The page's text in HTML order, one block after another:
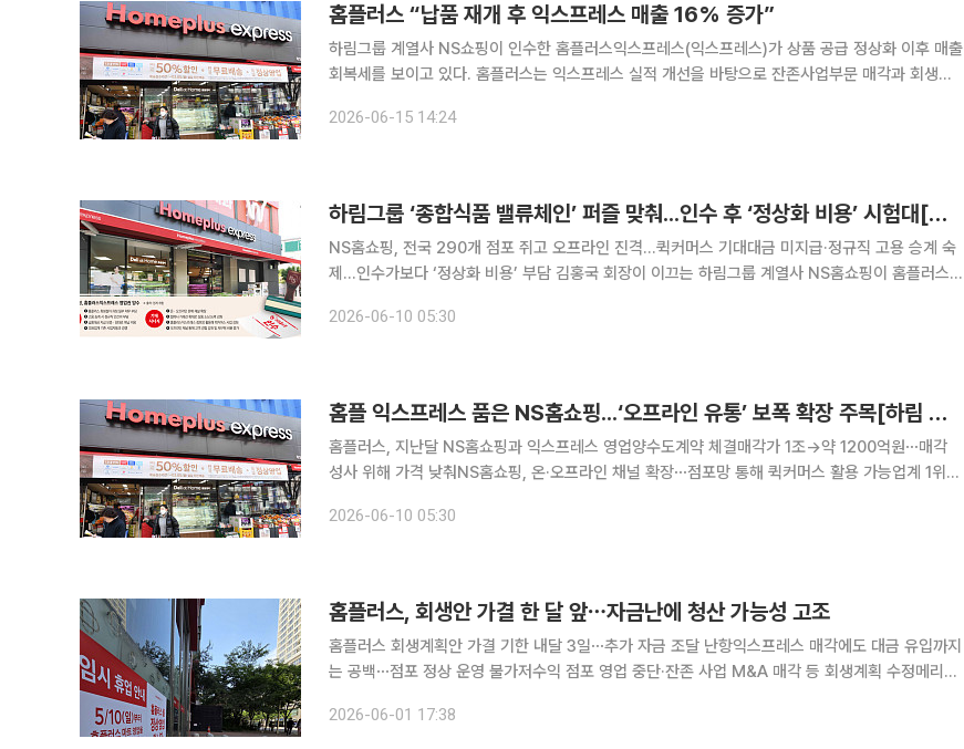
홈플러스 “납품 재개 후 익스프레스 매출 16% 증가”
하림그룹 계열사 NS쇼핑이 인수한 홈플러스익스프레스(익스프레스)가 상품 공급 정상화 이후 매출
회복세를 보이고 있다. 홈플러스는 익스프레스 실적 개선을 바탕으로 잔존사업부문 매각과 회생절
통해 납품이 재개된 이후 매출이 빠르게 회복되고 있다고 15일 밝혔다. 익스
2026-06-15 14:24
하림그룹 ‘종합식품 밸류체인’ 퍼즐 맞춰...인수 후 ‘정상화 비용’ 시험대[하림 참전, 재편되는 SSM 시장]
NS홈쇼핑, 전국 290개 점포 쥐고 오프라인 진격...퀵커머스 기대대금 미지급·정규직 고용 승계 숙
제…인수가보다 ‘정상화 비용’ 부담 김홍국 회장이 이끄는 하림그룹 계열사 NS홈쇼핑이 홈플러스
개 점포와 퀵커머스 인프라를 확보한 익스프레스 인수로 신성장 동
2026-06-10 05:30
홈플 익스프레스 품은 NS홈쇼핑...‘오프라인 유통’ 보폭 확장 주목[하림 참전, 재편되는 SSM 시장]
홈플러스, 지난달 NS홈쇼핑과 익스프레스 영업양수도계약 체결매각가 1조→약 1200억원⋯매각
성사 위해 가격 낮춰NS홈쇼핑, 온·오프라인 채널 확장⋯점포망 통해 퀵커머스 활용 가능업계 1위
기업회생 절차를 밟고 있는 홈플러스가 기업형슈퍼마켓(SSM) 사
2026-06-10 05:30
홈플러스, 회생안 가결 한 달 앞⋯자금난에 청산 가능성 고조
홈플러스 회생계획안 가결 기한 내달 3일⋯추가 자금 조달 난항익스프레스 매각에도 대금 유입까지
는 공백⋯점포 정상 운영 불가저수익 점포 영업 중단·잔존 사업 M&A 매각 등 회생계획 수정메리츠
수순 전망 홈플러스의 회생계획안 가결 기한이 약 한 달 앞으로 다가
2026-06-01 17:38